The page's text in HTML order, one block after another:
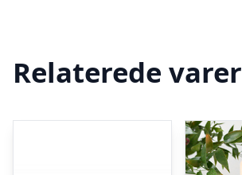
Relaterede varer